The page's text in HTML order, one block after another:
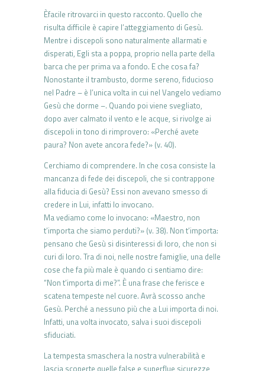
Èfacile ritrovarci in questo racconto. Quello che
risulta difficile è capire l’atteggiamento di Gesù.
Mentre i discepoli sono naturalmente allarmati e
disperati, Egli sta a poppa, proprio nella parte della
barca che per prima va a fondo. E che cosa fa?
Nonostante il trambusto, dorme sereno, fiducioso
nel Padre – è l’unica volta in cui nel Vangelo vediamo
Gesù che dorme –. Quando poi viene svegliato,
dopo aver calmato il vento e le acque, si rivolge ai
discepoli in tono di rimprovero: «Perché avete
paura? Non avete ancora fede?» (v. 40).
Cerchiamo di comprendere. In che cosa consiste la
mancanza di fede dei discepoli, che si contrappone
alla fiducia di Gesù? Essi non avevano smesso di
credere in Lui, infatti lo invocano.
Ma vediamo come lo invocano: «Maestro, non
t’importa che siamo perduti?» (v. 38). Non t’importa:
pensano che Gesù si disinteressi di loro, che non si
curi di loro. Tra di noi, nelle nostre famiglie, una delle
cose che fa più male è quando ci sentiamo dire:
“Non t’importa di me?”. È una frase che ferisce e
scatena tempeste nel cuore. Avrà scosso anche
Gesù. Perché a nessuno più che a Lui importa di noi.
Infatti, una volta invocato, salva i suoi discepoli
sfiduciati.
La tempesta smaschera la nostra vulnerabilità e
lascia scoperte quelle false e superflue sicurezze